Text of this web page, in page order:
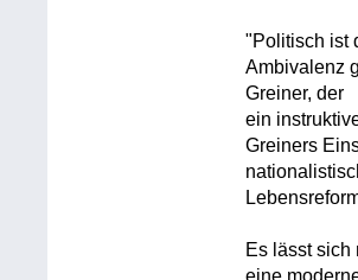
"Politisch ist
Ambivalenz
Greiner, der
ein
Greiners
Es lässt
eine